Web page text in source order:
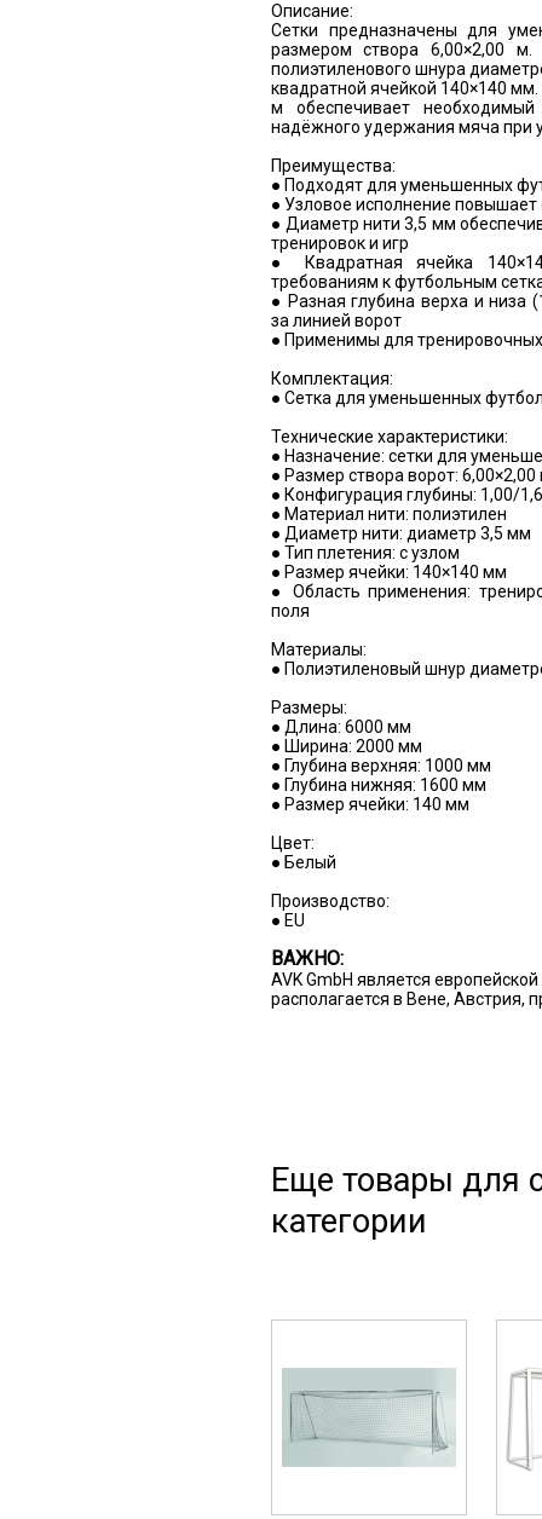
Описание:
Сетки предназначены для
размером створа 6,00×2,00
полиэтиленового шнура
квадратной ячейкой 140×140
м обеспечивает
надёжного удержания мяча при
Преимущества:
● Подходят для уменьшенных
● Узловое исполнение
● Диаметр нити 3,5 мм
тренировок и игр
● Квадратная ячейка
требованиям к футбольным
● Разная глубина верха и низа
за линией ворот
● Применимы для
Комплектация:
● Сетка для уменьшенных
Технические характеристики:
● Назначение: сетки для
● Размер створа ворот: 6,00×2,00
● Конфигурация глубины: 1,00/
● Материал нити: полиэтилен
● Диаметр нити: диаметр 3,5 мм
● Тип плетения: с узлом
● Размер ячейки: 140×140 мм
● Область применения:
поля
Материалы:
● Полиэтиленовый шнур
Размеры:
● Длина: 6000 мм
● Ширина: 2000 мм
● Глубина верхняя: 1000 мм
● Глубина нижняя: 1600 мм
● Размер ячейки: 140 мм
Цвет:
● Белый
Производство:
● EU
ВАЖНО:
AVK GmbH является
располагается в Вене, Австрия,
Еще товары для
категории